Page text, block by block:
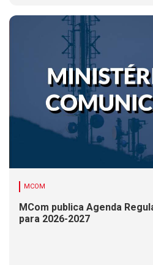
MCOM
MCom publica Agenda
para 2026-2027